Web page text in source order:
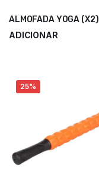
ALMOFADA YOGA (X2)
ADICIONAR
25%